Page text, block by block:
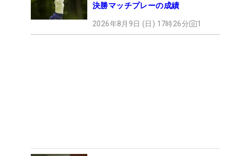
決勝マッチプレーの成績
2026年8月9日 (日) 17時26分 1